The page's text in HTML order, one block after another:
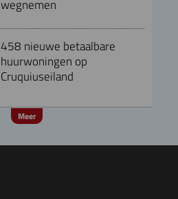
wegnemen
458 nieuwe betaalbare
huurwoningen op
Cruquiuseiland
Meer